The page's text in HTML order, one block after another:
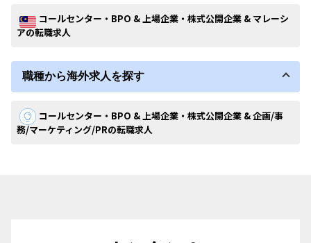
コールセンター・BPO & 上場企業・株式公開企業 & マレーシ
アの転職求人
職種から海外求人を探す
コールセンター・BPO & 上場企業・株式公開企業 & 企画/事
務/マーケティング/PRの転職求人